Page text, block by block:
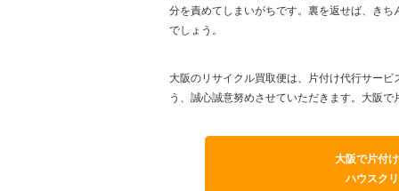
分を責めてしまいがちです。裏を返せば、き
でしょう。
大阪のリサイクル買取便は、片付け代行サー
う、誠心誠意努めさせていただきます。大阪
大阪で片付
ハウスク